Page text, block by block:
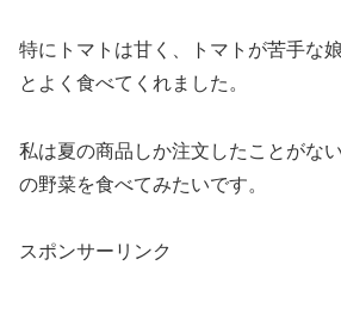
特にトマトは甘く、トマトが苦手な
とよく食べてくれました。
私は夏の商品しか注文したことがな
の野菜を食べてみたいです。
スポンサーリンク